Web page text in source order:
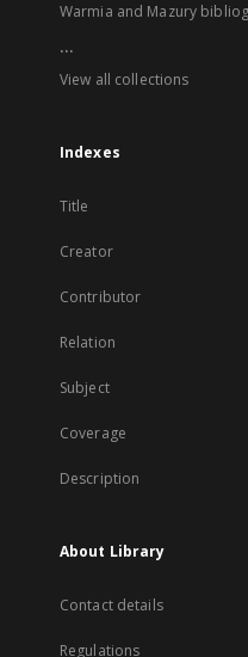
Warmia and Mazury
...
View all collections
Indexes
Title
Creator
Contributor
Relation
Subject
Coverage
Description
About Library
Contact details
Regulations